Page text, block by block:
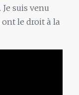
suis venu
ont le droit à la